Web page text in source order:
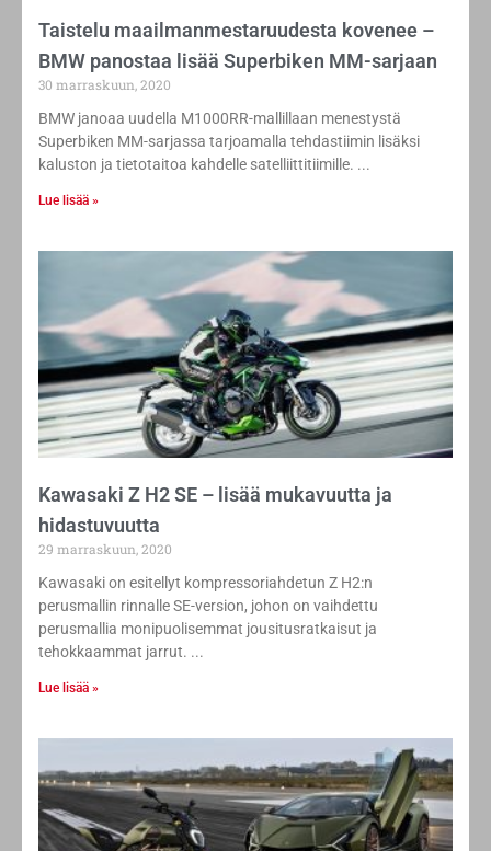
Taistelu maailmanmestaruudesta kovenee –
BMW panostaa lisää Superbiken MM-sarjaan
30 marraskuun, 2020
BMW janoaa uudella M1000RR-mallillaan menestystä
Superbiken MM-sarjassa tarjoamalla tehdastiimin lisäksi
kaluston ja tietotaitoa kahdelle satelliittitiimille.
Lue lisää »
Kawasaki Z H2 SE – lisää mukavuutta ja
hidastuvuutta
29 marraskuun, 2020
Kawasaki on esitellyt kompressoriahdetun Z H2:n
perusmallin rinnalle SE-version, johon on vaihdettu
perusmallia monipuolisemmat jousitusratkaisut ja
tehokkaammat jarrut.
Lue lisää »